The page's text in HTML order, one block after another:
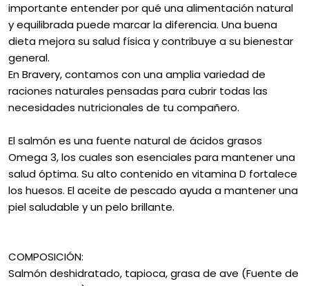
importante entender por qué una alimentación natural
y equilibrada puede marcar la diferencia. Una buena
dieta mejora su salud física y contribuye a su bienestar
general.
En Bravery, contamos con una amplia variedad de
raciones naturales pensadas para cubrir todas las
necesidades nutricionales de tu compañero.
El salmón es una fuente natural de ácidos grasos
Omega 3, los cuales son esenciales para mantener una
salud óptima. Su alto contenido en vitamina D fortalece
los huesos. El aceite de pescado ayuda a mantener una
piel saludable y un pelo brillante.
COMPOSICIÓN:
Salmón deshidratado, tapioca, grasa de ave (Fuente de